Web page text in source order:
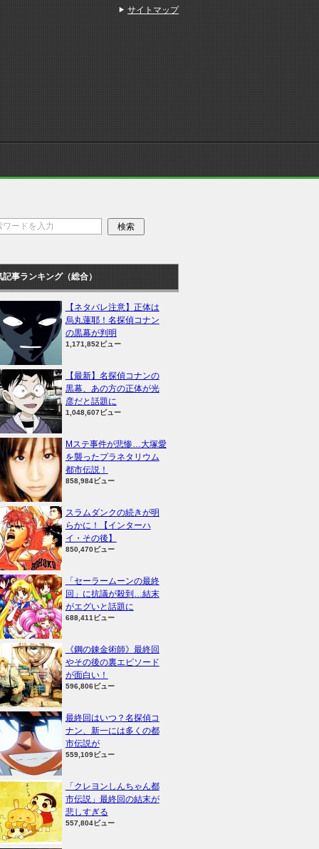
記事ランキング（総合）
【ネタバレ注意】正体は
烏丸蓮耶！名探偵コナン
の黒幕が判明
1,171,852ビュー
【最新】名探偵コナンの
黒幕、あの方の正体が光
彦だと話題に
1,048,607ビュー
Mステ事件が悲惨…大塚愛
を襲ったプラネタリウム
都市伝説！
858,984ビュー
スラムダンクの続きが明
らかに！【インターハ
イ・その後】
850,470ビュー
「セーラームーンの最終
回」に抗議が殺到…結末
がエグいと話題に
688,411ビュー
《鋼の錬金術師》最終回
やその後の裏エピソード
が面白い！
596,806ビュー
最終回はいつ？名探偵コ
ナン、新一には多くの都
市伝説が
559,109ビュー
「クレヨンしんちゃん都
市伝説」最終回の結末が
悲しすぎる
557,804ビュー
サイトマップ